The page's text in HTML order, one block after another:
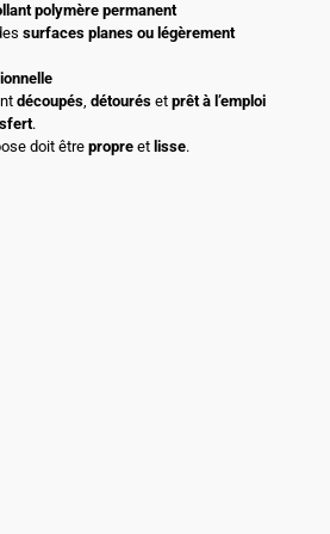
polymère permanent
surfaces planes ou légèrement
découpés, détouréset prêt à l’emploi
.
doit êtrepropreet lisse.